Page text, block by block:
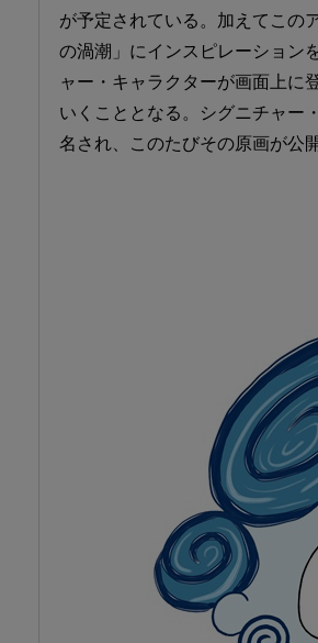
が予定されている。加えてこの
の渦潮」にインスピレーション
ャー・キャラクターが画面上に
いくこととなる。シグニチャー
名され、このたびその原画が公